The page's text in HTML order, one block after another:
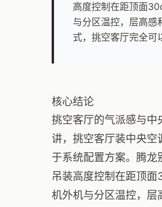
高度控制在距顶面
与分区温控，层高感
式，挑空客厅完全可
核心结论
挑空客厅的气派感与中
讲，挑空客厅装中央空
于系统配置方案。腾
吊装高度控制在距顶
机外机与分区温控，层